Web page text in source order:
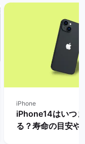
iPhone
iPhone14はいつ
る？寿命の目安や